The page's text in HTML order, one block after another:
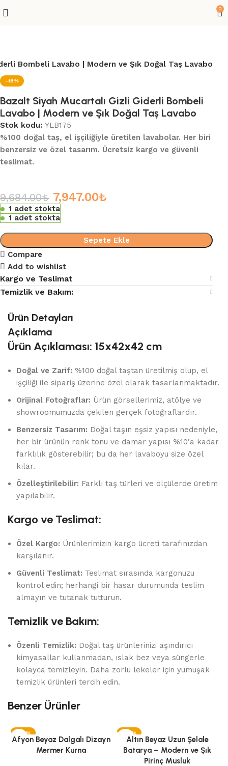
0
Bombeli Lavabo | Modern ve Şık Doğal Taş Lavabo
-18%
Bazalt Siyah Mucartalı Gizli Giderli Bombeli
Lavabo | Modern ve Şık Doğal Taş Lavabo
Stok kodu:YLB175
%100 doğal taş, el işçiliğiyle üretilen lavabolar. Her biri
benzersiz ve özel tasarım. Ücretsiz kargo ve güvenli
teslimat.
9,684.00₺ 7,947.00₺
1 adet stokta
1 adet stokta
Sepete Ekle
Compare
Add to wishlist
Kargo ve Teslimat
Temizlik ve Bakım:
Ürün Detayları
Açıklama
Ürün Açıklaması: 15x42x42 cm
Doğal ve Zarif: %100 doğal taştan üretilmiş olup, el
işçiliği ile sipariş üzerine özel olarak tasarlanmaktadır.
Orijinal Fotoğraflar: Ürün görsellerimiz, atölye ve
showroomumuzda çekilen gerçek fotoğraflardır.
Benzersiz Tasarım: Doğal taşın eşsiz yapısı nedeniyle,
her bir ürünün renk tonu ve damar yapısı %10’a kadar
farklılık gösterebilir; bu da her lavaboyu size özel
kılar.
Özelleştirilebilir: Farklı taş türleri ve ölçülerde üretim
yapılabilir.
Kargo ve Teslimat:
Özel Kargo: Ürünlerimizin kargo ücreti tarafınızdan
karşılanır.
Güvenli Teslimat: Teslimat sırasında kargonuzu
kontrol edin; herhangi bir hasar durumunda teslim
almayın ve tutanak tutturun.
Temizlik ve Bakım:
Özenli Temizlik: Doğal taş ürünlerinizi aşındırıcı
kimyasallar kullanmadan, ıslak bez veya süngerle
kolayca temizleyin. Daha zorlu lekeler için yumuşak
temizlik ürünleri tercih edin.
Benzer Ürünler
-20%
Afyon Beyaz Dalgalı Dizayn
Mermer Kurna
-45%
Altın Beyaz Uzun Şelale
Batarya – Modern ve Şık
Pirinç Musluk